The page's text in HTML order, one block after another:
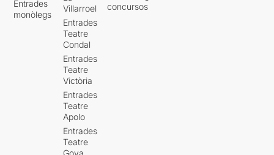
Entrades
monòlegs
Villarroel
Entrades
Teatre
Condal
Entrades
Teatre
Victòria
Entrades
Teatre
Apolo
Entrades
Teatre
concursos